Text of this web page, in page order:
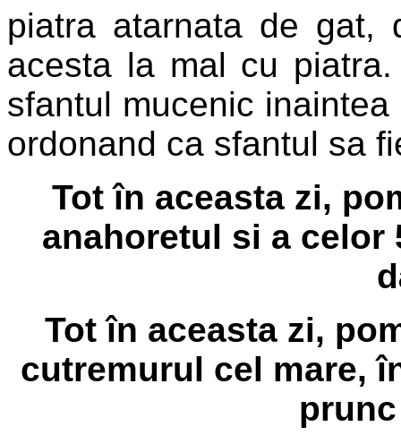
piatra atarnata de gat,
acesta la mal cu
sfantul mucenic
ordonand ca sfantul sa
Tot în aceasta zi,
anahoretul si a celor
Tot în aceasta zi,
cutremurul cel mare,